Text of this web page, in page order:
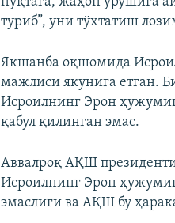
туриб”, уни тўхтатиш
Якшанба оқшомида
мажлиси якунига етган.
Исроилнинг Эрон
қабул қилинган эмас.
Аввалроқ АҚШ
Исроилнинг Эрон
эмаслиги ва АҚШ бу